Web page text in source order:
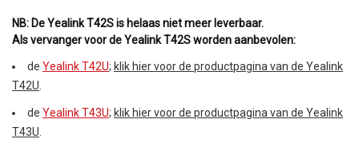
NB: De Yealink T42S is helaas niet meer leverbaar.
Als vervanger voor de Yealink T42S worden aanbevolen:
de Yealink T42U; klik hier voor de productpagina van de Yealink
T42U
de Yealink T43U; klik hier voor de productpagina van de Yealink
T43U